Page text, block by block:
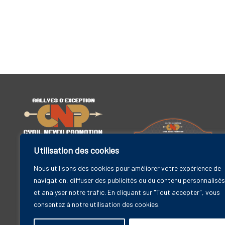
Utilisation des cookies
Nous utilisons des cookies pour améliorer votre expérience de
navigation, diffuser des publicités ou du contenu personnalisés
et analyser notre trafic. En cliquant sur "Tout accepter", vous
consentez à notre utilisation des cookies.
Cyril Neveu Promotion
92800 Puteaux – FRANCE
Contact
Rallye Maroc Classic
6-11 avril 2025